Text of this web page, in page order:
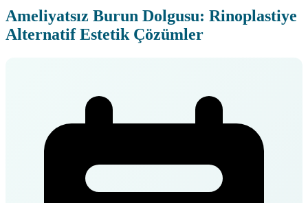
Ameliyatsız Burun Dolgusu: Rinoplastiye
Alternatif Estetik Çözümler